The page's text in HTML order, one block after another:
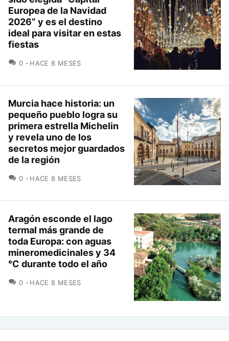
Europea de la Navidad
2026” y es el destino
ideal para visitar en estas
fiestas
0 COMENTARIOS
HACE 8 MESES
Murcia hace historia: un
pequeño pueblo logra su
primera estrella Michelin
y revela uno de los
secretos mejor guardados
de la región
0 COMENTARIOS
HACE 8 MESES
Aragón esconde el lago
termal más grande de
toda Europa: con aguas
mineromedicinales y 34
°C durante todo el año
0 COMENTARIOS
HACE 8 MESES